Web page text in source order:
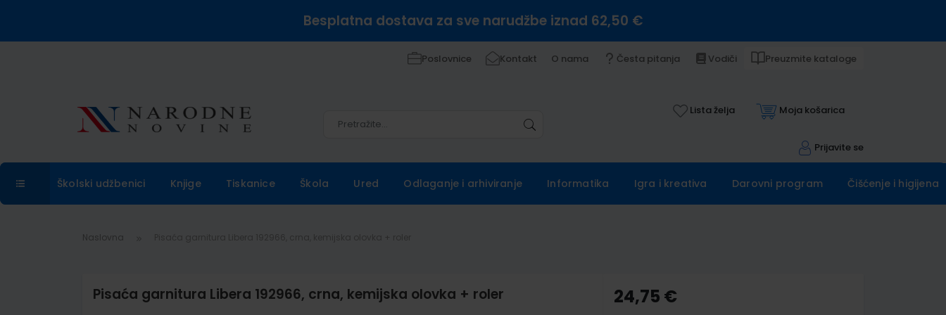
Besplatna dostava za sve narudžbe iznad 62,50 €
Poslovnice Kontakt O nama Česta pitanja Vodiči Preuzmite kataloge
Lista želja Moja košarica
Prijavite se
Školski udžbenici Knjige Tiskanice Škola Ured Odlaganje i arhiviranje Informatika Igra i kreativa Darovni program Čišćenje i higijena
Naslovna
Pisaća garnitura Libera 192966, crna, kemijska olovka + roler 24,75 €